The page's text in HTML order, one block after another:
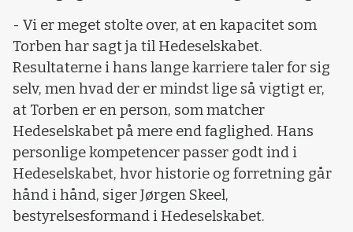
- Vi er meget stolte over, at en kapacitet som
Torben har sagt ja til Hedeselskabet.
Resultaterne i hans lange karriere taler for sig
selv, men hvad der er mindst lige så vigtigt er,
at Torben er en person, som matcher
Hedeselskabet på mere end faglighed. Hans
personlige kompetencer passer godt ind i
Hedeselskabet, hvor historie og forretning går
hånd i hånd, siger Jørgen Skeel,
bestyrelsesformand i Hedeselskabet.